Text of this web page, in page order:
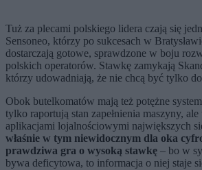
Tuż za plecami polskiego lidera czają się
Sensoneo, którzy po sukcesach w
dostarczają gotowe, sprawdzone w boju
polskich operatorów. Stawkę zamykają
którzy udowadniają, że nie chcą być tylko
Obok butelkomatów mają też potężne
tylko raportują stan zapełnienia maszyny,
aplikacjami lojalnościowymi największych
właśnie w tym niewidocznym dla oka
prawdziwa gra o wysoką stawkę – bo w
bywa deficytowa, to informacja o niej staje